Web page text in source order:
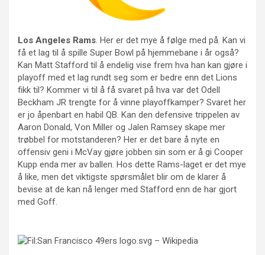
Los Angeles Rams. Her er det mye å følge med på. Kan vi
få et lag til å spille Super Bowl på hjemmebane i år også?
Kan Matt Stafford til å endelig vise frem hva han kan gjøre i
playoff med et lag rundt seg som er bedre enn det Lions
fikk til? Kommer vi til å få svaret på hva var det Odell
Beckham JR trengte for å vinne playoffkamper? Svaret her
er jo åpenbart en habil QB. Kan den defensive trippelen av
Aaron Donald, Von Miller og Jalen Ramsey skape mer
trøbbel for motstanderen? Her er det bare å nyte en
offensiv geni i McVay gjøre jobben sin som er å gi Cooper
Kupp enda mer av ballen. Hos dette Rams-laget er det mye
å like, men det viktigste spørsmålet blir om de klarer å
bevise at de kan nå lenger med Stafford enn de har gjort
med Goff.